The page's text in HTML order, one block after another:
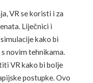
VR se koristi i za
Liječnici i
kako bi
novim tehnikama.
VR kako bi bolje
postupke. Ovo